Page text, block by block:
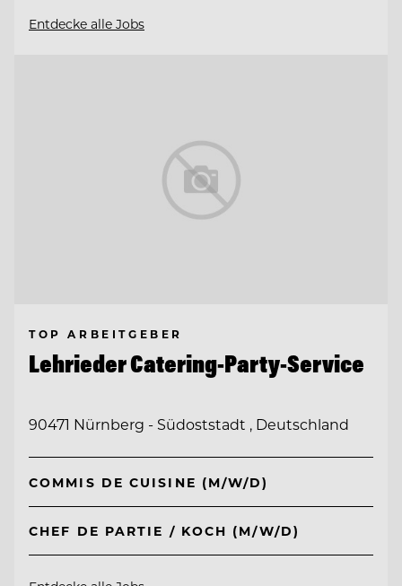
Entdecke alle Jobs
TOP ARBEITGEBER
Lehrieder Catering-Party-Service
90471 Nürnberg - Südoststadt , Deutschland
COMMIS DE CUISINE (M/W/D)
CHEF DE PARTIE / KOCH (M/W/D)